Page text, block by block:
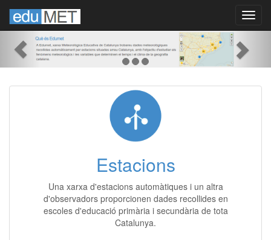
Anterior
Estacions
Una xarxa d'estacions automàtiques i un altra
d'observadors proporcionen dades recollides en
escoles d'educació primària i secundària de tota
Catalunya.